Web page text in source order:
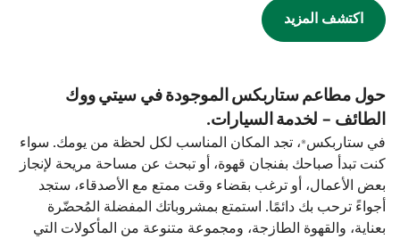
اكتشف المزيد
حول مطاعم ستاربكس الموجودة في سيتي ووك
الطائف - لخدمة السيارات.
في ستاربكس®، تجد المكان المناسب لكل لحظة من يومك. سواء
كنت تبدأ صباحك بفنجان قهوة، أو تبحث عن مساحة مريحة لإنجاز
بعض الأعمال، أو ترغب بقضاء وقت ممتع مع الأصدقاء، ستجد
أجواءً ترحب بك دائمًا. استمتع بمشروباتك المفضلة المُحضّرة
بعناية، والقهوة الطازجة، ومجموعة متنوعة من المأكولات التي